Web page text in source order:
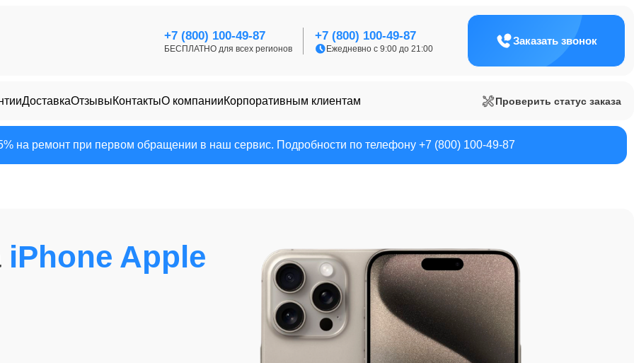
+7 (800) 100-49-87
БЕСПЛАТНО для всех регионов
+7 (800) 100-49-87
Ежедневно с 9:00 до 21:00
Заказать звонок
ДоставкаОтзывыКонтактыО компанииКорпоративным клиентам Проверить статус заказа
на ремонт при первом обращении в наш сервис. Подробности по телефону +7 (800) 100-49-87
iPhone Apple